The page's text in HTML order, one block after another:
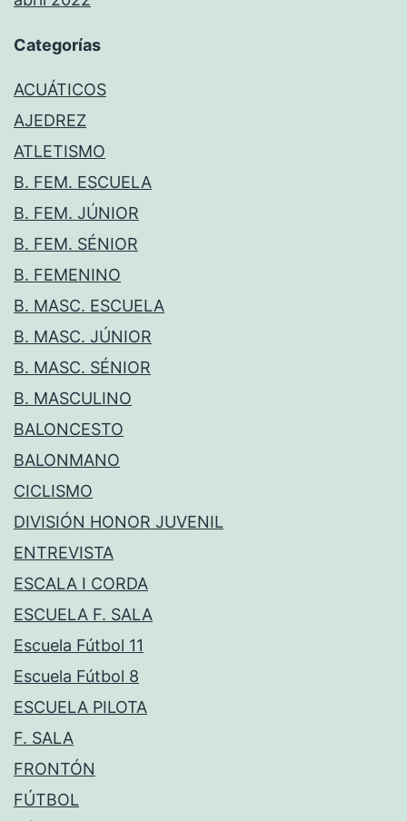
Categorías
ACUÁTICOS
AJEDREZ
ATLETISMO
B. FEM. ESCUELA
B. FEM. JÚNIOR
B. FEM. SÉNIOR
B. FEMENINO
B. MASC. ESCUELA
B. MASC. JÚNIOR
B. MASC. SÉNIOR
B. MASCULINO
BALONCESTO
BALONMANO
CICLISMO
DIVISIÓN HONOR JUVENIL
ENTREVISTA
ESCALA I CORDA
ESCUELA F. SALA
Escuela Fútbol 11
Escuela Fútbol 8
ESCUELA PILOTA
F. SALA
FRONTÓN
FÚTBOL